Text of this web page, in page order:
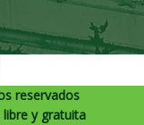
reservados
y gratuita